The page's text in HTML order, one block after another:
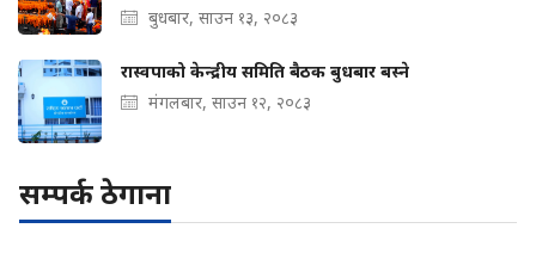
बुधबार, साउन १३, २०८३
रास्वपाको केन्द्रीय समिति बैठक बुधबार बस्ने
मंगलबार, साउन १२, २०८३
सम्पर्क ठेगाना